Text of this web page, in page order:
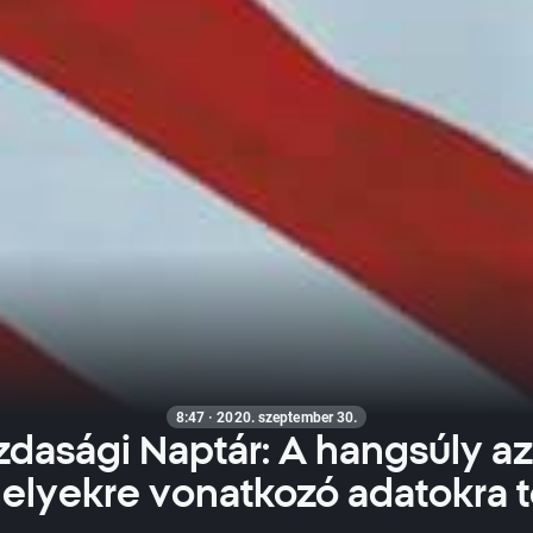
8:47 · 2020. szeptember 30.
Naptár: A hangsúly
vonatkozó adatokra